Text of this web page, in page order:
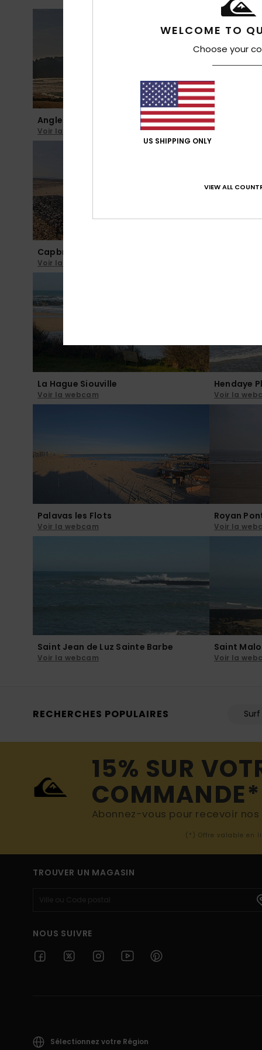
Anglet Plage Le Club
Voir la webcam
Biarritz La
Voir la
Capbreton Santosha
Voir la webcam
La Hague Siouville
Voir la webcam
Hendaye
Voir la
Palavas les Flots
Voir la webcam
Royan
Voir la
Saint Jean de Luz Sainte Barbe
Voir la webcam
Saint
Voir la
RECHERCHES POPULAIRES Surf
15% SUR
COMMANDE*
Abonnez-vous pour recevoir
(*) Offre valable en
TROUVER UN MAGASIN
NOUS SUIVRE
Sélectionnez votre Région
WELCOME TO
Choose your
US SHIPPING ONLY
VIEW ALL